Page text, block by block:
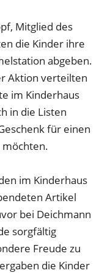
Mitglied des
die Kinder ihre
abgeben.
Aktion verteilten
im Kinderhaus
in die Listen
für einen
möchten.
im Kinderhaus
Artikel
bei Deichmann
sorgfältig
Freude zu
die Kinder